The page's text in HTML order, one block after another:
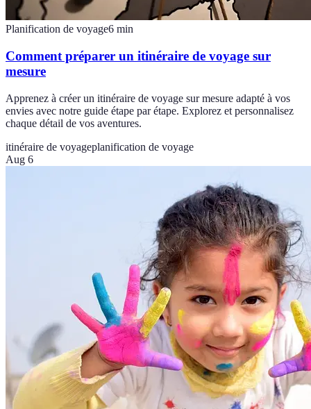
Planification de voyage6 min
Comment préparer un itinéraire de voyage sur
mesure
Apprenez à créer un itinéraire de voyage sur mesure adapté à vos
envies avec notre guide étape par étape. Explorez et personnalisez
chaque détail de vos aventures.
itinéraire de voyageplanification de voyage
Aug 6